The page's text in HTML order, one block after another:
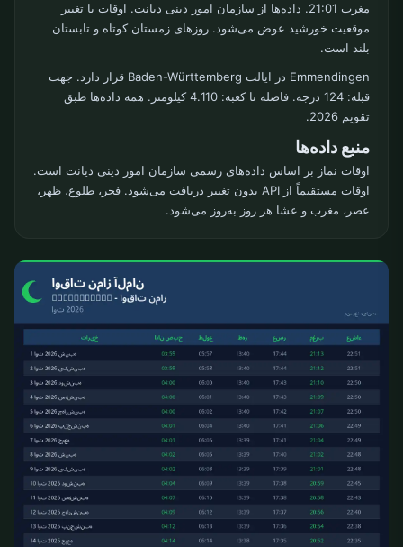
مغرب 21:01. داده‌ها از سازمان امور دینی دیانت. اوقات با تغییر
موقعیت خورشید عوض می‌شود. روزهای زمستان کوتاه و تابستان
بلند است.
Emmendingen در ایالت Baden-Württemberg قرار دارد. جهت
قبله: 124 درجه. فاصله تا کعبه: 4.110 کیلومتر. همه داده‌ها طبق
تقویم 2026.
منبع داده‌ها
اوقات نماز بر اساس داده‌های رسمی سازمان امور دینی دیانت است.
اوقات مستقیماً از API بدون تغییر دریافت می‌شود. فجر، طلوع، ظهر،
عصر، مغرب و عشا هر روز به‌روز می‌شود.